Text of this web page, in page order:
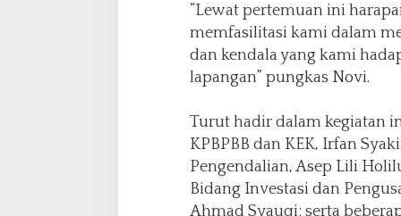
“Lewat pertemuan ini
memfasilitasi kami dalam
dan kendala yang kami
lapangan” pungkas Novi.
Turut hadir dalam kegiatan
KPBPBB dan KEK, Irfan
Pengendalian, Asep Lili
Bidang Investasi dan
Ahmad Syauqi; serta